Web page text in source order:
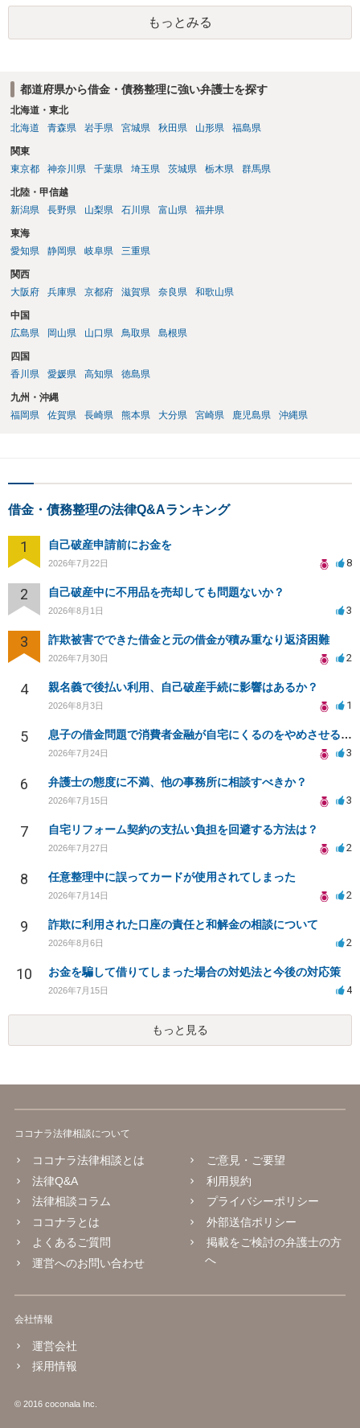
もっとみる
都道府県から借金・債務整理に強い弁護士を探す
北海道・東北
北海道
青森県 岩手県 宮城県 秋田県 山形県 福島県
関東
東京都
神奈川県 千葉県 埼玉県 茨城県 栃木県 群馬県
北陸・甲信越
新潟県
長野県 山梨県 石川県 富山県 福井県
東海
愛知県
静岡県 岐阜県 三重県
関西
大阪府
兵庫県 京都府 滋賀県 奈良県 和歌山県
中国
広島県
岡山県 山口県 鳥取県 島根県
四国
香川県
愛媛県 高知県 徳島県
九州・沖縄
福岡県
佐賀県 長崎県 熊本県 大分県 宮崎県 鹿児島県 沖縄県
借金・債務整理の法律Q&Aランキング
1 自己破産申請前にお金を
2026年7月22日 8
2 自己破産中に不用品を売却しても問題ないか？
2026年8月1日 3
3 詐欺被害でできた借金と元の借金が積み重なり返済困難
2026年7月30日 2
4 親名義で後払い利用、自己破産手続に影響はあるか？
2026年8月3日 1
5 息子の借金問題で消費者金融が自宅にくるのをやめさせる方法はないですか？
2026年7月24日 3
6 弁護士の態度に不満、他の事務所に相談すべきか？
2026年7月15日 3
7 自宅リフォーム契約の支払い負担を回避する方法は？
2026年7月27日 2
8 任意整理中に誤ってカードが使用されてしまった
2026年7月14日 2
9 詐欺に利用された口座の責任と和解金の相談について
2026年8月6日 2
10 お金を騙して借りてしまった場合の対処法と今後の対応策
2026年7月15日 4
もっと見る
ココナラ法律相談について
ココナラ法律相談とは
法律Q&A
法律相談コラム
ココナラとは
よくあるご質問
運営へのお問い合わせ
ご意見・ご要望
利用規約
プライバシーポリシー
外部送信ポリシー
掲載をご検討の弁護士の方
へ
会社情報
運営会社
採用情報
© 2016 coconala Inc.